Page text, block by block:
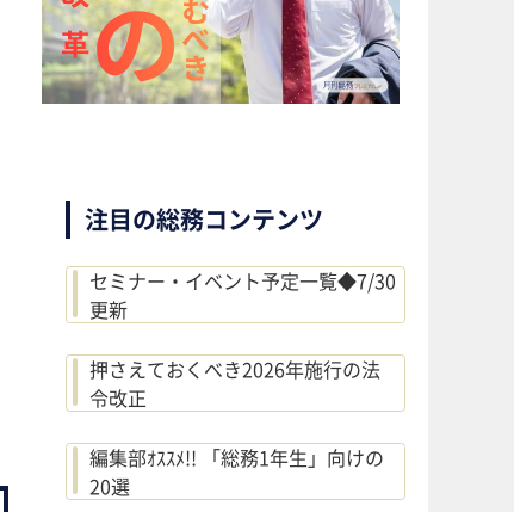
注目の総務コンテンツ
セミナー・イベント予定一覧◆7/30
更新
押さえておくべき2026年施行の法
令改正
編集部ｵｽｽﾒ!! 「総務1年生」向けの
20選